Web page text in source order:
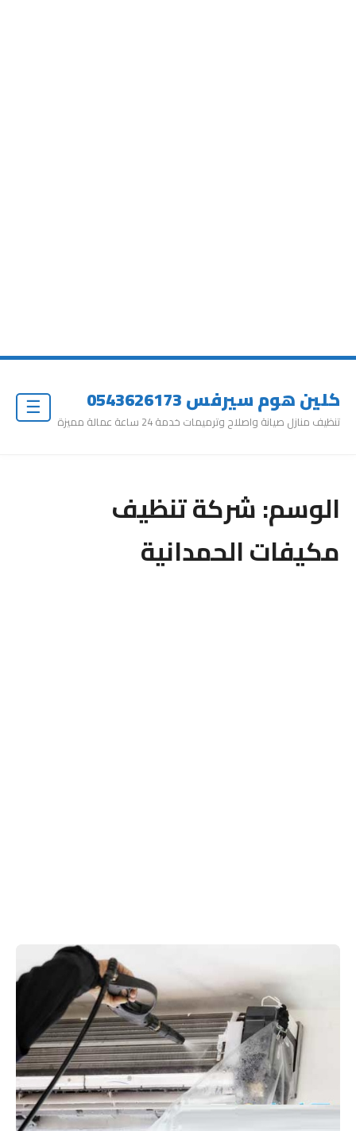
كلين هوم سيرفس 0543626173
تنظيف منازل صيانة واصلاح وترميمات خدمة 24 ساعة عمالة مميزة
الوسم:شركة تنظيف
مكيفات الحمدانية